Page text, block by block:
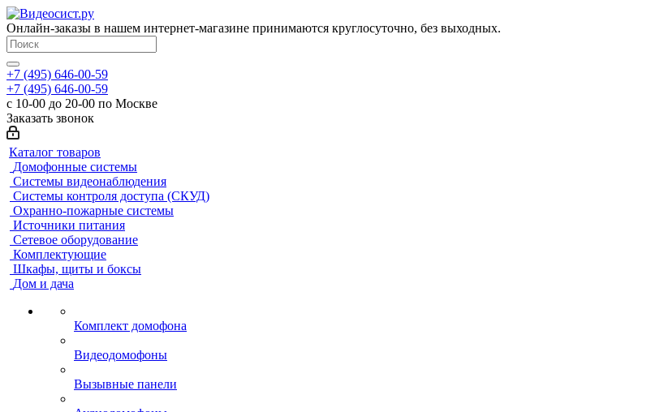
Онлайн-заказы в нашем интернет-магазине принимаются круглосуточно, без выходных.
+7 (495) 646-00-59
+7 (495) 646-00-59
с 10-00 до 20-00 по Москве
Заказать звонок
Каталог товаров
Домофонные системы
Системы видеонаблюдения
Системы контроля доступа (СКУД)
Охранно-пожарные системы
Источники питания
Сетевое оборудование
Комплектующие
Шкафы, щиты и боксы
Дом и дача
Комплект домофона
Видеодомофоны
Вызывные панели